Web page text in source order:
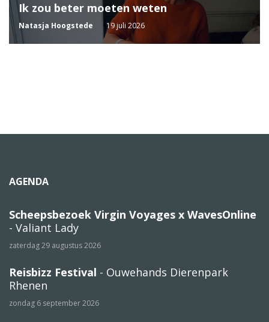
Ik zou beter moeten weten
Natasja Hoogstede 19 juli 2026
AGENDA
Scheepsbezoek Virgin Voyages x WavesOnline
- Valiant Lady
zaterdag 29 augustus 2026
Reisbizz Festival - Ouwehands Dierenpark
Rhenen
zondag 6 september 2026